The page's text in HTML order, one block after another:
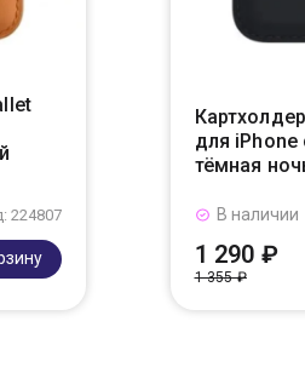
224807
для iPhone
тёмная
В наличии
1 290 ₽
1 355 ₽